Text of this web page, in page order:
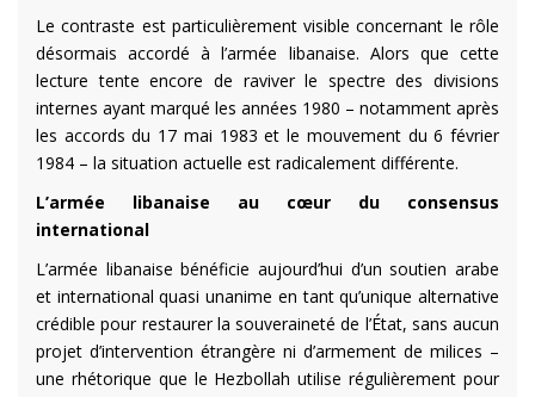
Le contraste est particulièrement visible concernant le rôle
désormais accordé à l’armée libanaise. Alors que cette
lecture tente encore de raviver le spectre des divisions
internes ayant marqué les années 1980 – notamment après
les accords du 17 mai 1983 et le mouvement du 6 février
1984 – la situation actuelle est radicalement différente.
L’armée libanaise au cœur du consensus
international
L’armée libanaise bénéficie aujourd’hui d’un soutien arabe
et international quasi unanime en tant qu’unique alternative
crédible pour restaurer la souveraineté de l’État, sans aucun
projet d’intervention étrangère ni d’armement de milices –
une rhétorique que le Hezbollah utilise régulièrement pour